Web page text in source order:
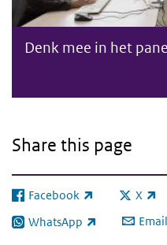
Denk mee in het
Share this page
Facebook
(link is external) X
(link is
WhatsApp
(link is external) Email